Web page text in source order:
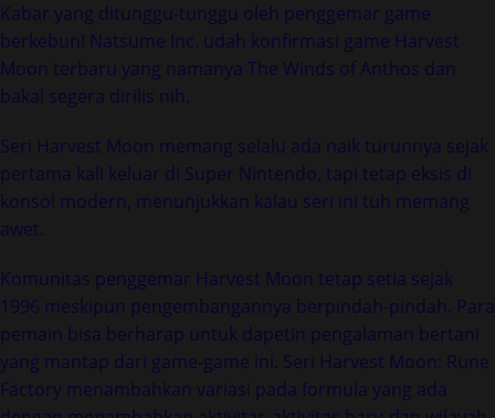
Kabar yang ditunggu-tunggu oleh penggemar game
berkebun! Natsume Inc. udah konfirmasi game Harvest
Moon terbaru yang namanya The Winds of Anthos dan
bakal segera dirilis nih.
Seri Harvest Moon memang selalu ada naik turunnya sejak
pertama kali keluar di Super Nintendo, tapi tetap eksis di
konsol modern, menunjukkan kalau seri ini tuh memang
awet.
Komunitas penggemar Harvest Moon tetap setia sejak
1996 meskipun pengembangannya berpindah-pindah. Para
pemain bisa berharap untuk dapetin pengalaman bertani
yang mantap dari game-game ini. Seri Harvest Moon: Rune
Factory menambahkan variasi pada formula yang ada